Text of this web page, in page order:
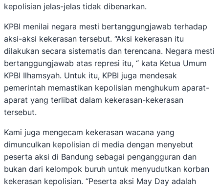
kepolisian jelas-jelas tidak dibenarkan.
KPBI menilai negara mesti bertanggungjawab terhadap
aksi-aksi kekerasan tersebut. “Aksi kekerasan itu
dilakukan secara sistematis dan terencana. Negara mesti
bertanggungjawab atas represi itu, “ kata Ketua Umum
KPBI Ilhamsyah. Untuk itu, KPBI juga mendesak
pemerintah memastikan kepolisian menghukum aparat-
aparat yang terlibat dalam kekerasan-kekerasan
tersebut.
Kami juga mengecam kekerasan wacana yang
dimunculkan kepolisian di media dengan menyebut
peserta aksi di Bandung sebagai pengangguran dan
bukan dari kelompok buruh untuk menyudutkan korban
kekerasan kepolisian. “Peserta aksi May Day adalah